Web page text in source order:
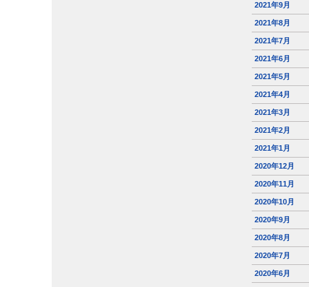
2021年9月
2021年8月
2021年7月
2021年6月
2021年5月
2021年4月
2021年3月
2021年2月
2021年1月
2020年12月
2020年11月
2020年10月
2020年9月
2020年8月
2020年7月
2020年6月